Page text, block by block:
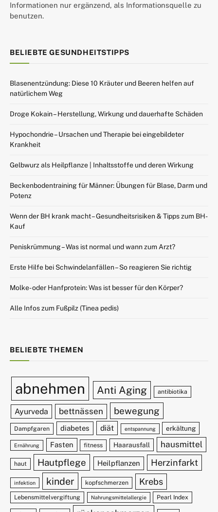
Informationen nur ergänzend, als Informationsquelle zu
benutzen.
BELIEBTE GESUNDHEITSTIPPS
Blasenentzündung: Diese 10 Kräuter und Beeren helfen auf
natürlichem Weg
Droge Kokain – Herstellung, Wirkung und dauerhafte Schäden
Hypochondrie – Ursachen und Therapie bei eingebildeter
Krankheit
Gelbwurz als Heilpflanze | Inhaltsstoffe und deren Wirkung
Beckenbodentraining für Männer: Übungen für Blase, Darm und
Potenz
Wenn der BH krank macht – Gesundheitsrisiken & Tipps zum BH-
Kauf
Peniskrümmung – Was ist normal und wann zum Arzt?
Erste Hilfe bei Schwindelanfällen – So reagieren Sie richtig
Molke- oder Hanfprotein: Was ist besser für den Körper?
Alle Infos zum Fußpilz (Tinea pedis)
BELIEBTE THEMEN
abnehmen Anti Aging antibiotika
Ayurveda bettnässen bewegung
Dampfgaren diabetes diät entspannung erkältung
Ernährung Fasten fitness Haarausfall hausmittel
haut Hautpflege Heilpflanzen Herzinfarkt
infektion kinder kopfschmerzen Krebs
Lebensmittelvergiftung Nahrungsmittelallergie Pearl Index